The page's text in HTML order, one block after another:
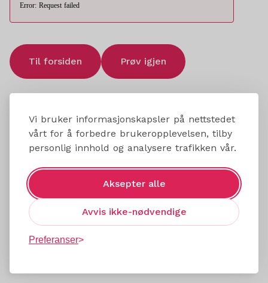
Vi bruker informasjonskapsler på nettstedet
vårt for å forbedre brukeropplevelsen, tilby
personlig innhold og analysere trafikken vår.
Aksepter alle
Avvis ikke-nødvendige
Preferanser
Error: Request failed
Til forsiden Prøv igjen